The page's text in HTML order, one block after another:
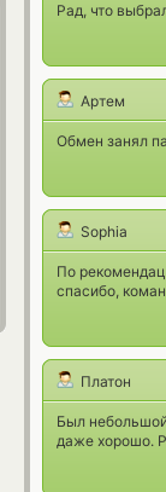
Рад, что
Артем
Обмен занял
Sophia
По
спасибо,
Платон
Был
даже хорошо.